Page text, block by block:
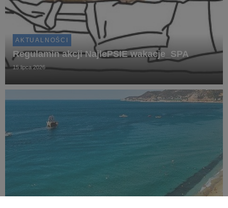
AKTUALNOŚCI
Regulamin akcji NajlePSIE wakacje_SPA
15 lipca 2026